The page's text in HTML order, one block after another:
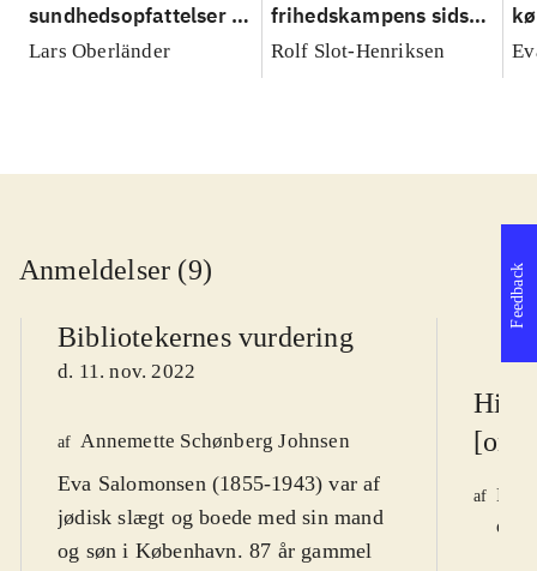
sundhedsopfattelser :
et antropologisk
Lars Oberländer
frihedskampens sidste
vidner taler ud
Rolf Slot-Henriksen
Anmeldelser (9)
Bibliotekernes vurdering
d. 11. nov. 2022
af Annemette Schønberg Johnsen
Eva Salomonsen (1855-1943) var af
jødisk slægt og boede med sin mand
og søn i København. 87 år gammel
af Erik
d.
Feedback